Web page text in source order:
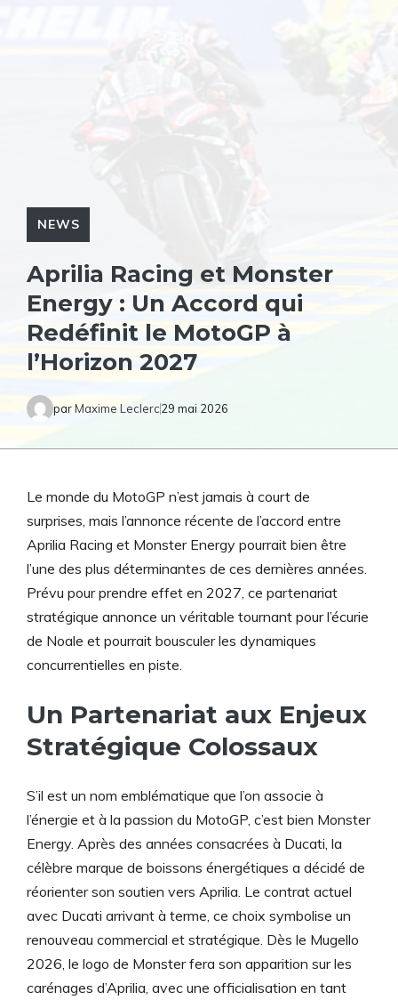
NEWS
Aprilia Racing et Monster
Energy : Un Accord qui
Redéfinit le MotoGP à
l’Horizon 2027
parMaxime Leclerc29 mai 2026
Le monde du MotoGP n’est jamais à court de
surprises, mais l’annonce récente de l’accord entre
Aprilia Racing et Monster Energy pourrait bien être
l’une des plus déterminantes de ces dernières années.
Prévu pour prendre effet en 2027, ce partenariat
stratégique annonce un véritable tournant pour l’écurie
de Noale et pourrait bousculer les dynamiques
concurrentielles en piste.
Un Partenariat aux Enjeux
Stratégique Colossaux
S’il est un nom emblématique que l’on associe à
l’énergie et à la passion du MotoGP, c’est bien Monster
Energy. Après des années consacrées à Ducati, la
célèbre marque de boissons énergétiques a décidé de
réorienter son soutien vers Aprilia. Le contrat actuel
avec Ducati arrivant à terme, ce choix symbolise un
renouveau commercial et stratégique. Dès le Mugello
2026, le logo de Monster fera son apparition sur les
carénages d’Aprilia, avec une officialisation en tant